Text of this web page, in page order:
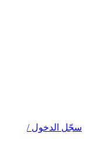
سجّل الدخول /